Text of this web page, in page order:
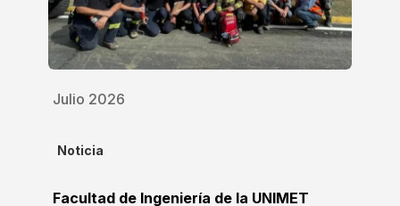
Julio 2026
Noticia
Facultad de Ingeniería de la UNIMET